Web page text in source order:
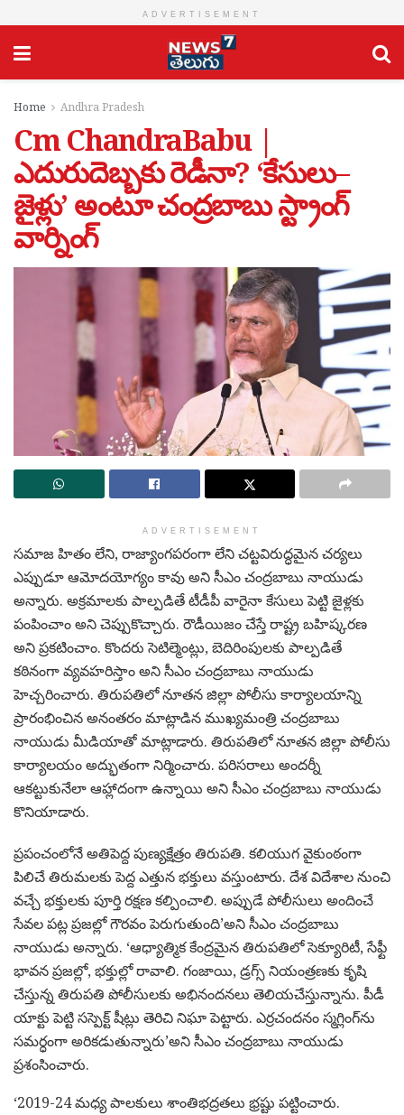
ADVERTISEMENT
Home Andhra Pradesh
Cm ChandraBabu |
ఎదురుదెబ్బకు రెడీనా? ‘కేసులు–
జైళ్లు’ అంటూ చంద్రబాబు స్ట్రాంగ్
వార్నింగ్
ADVERTISEMENT
సమాజ హితం లేని, రాజ్యాంగపరంగా లేని చట్టవిరుద్ధమైన చర్యలు
ఎప్పుడూ ఆమోదయోగ్యం కావు అని సీఎం చంద్రబాబు నాయుడు
అన్నారు. అక్రమాలకు పాల్పడితే టీడీపీ వారైనా కేసులు పెట్టి జైళ్లకు
పంపించాం అని చెప్పుకొచ్చారు. రౌడీయిజం చేస్తే రాష్ట్ర బహిష్కరణ
అని ప్రకటించాం. కొందరు సెటిల్మెంట్లు, బెదిరింపులకు పాల్పడితే
కఠినంగా వ్యవహరిస్తాం అని సీఎం చంద్రబాబు నాయుడు
హెచ్చరించారు. తిరుపతిలో నూతన జిల్లా పోలీసు కార్యాలయాన్ని
ప్రారంభించిన అనంతరం మాట్లాడిన ముఖ్యమంత్రి చంద్రబాబు
నాయుడు మీడియాతో మాట్లాడారు. తిరుపతిలో నూతన జిల్లా పోలీసు
కార్యాలయం అద్భుతంగా నిర్మించారు. పరిసరాలు అందర్నీ
ఆకట్టుకునేలా ఆహ్లాదంగా ఉన్నాయి అని సీఎం చంద్రబాబు నాయుడు
కొనియాడారు.
ప్రపంచంలోనే అతిపెద్ద పుణ్యక్షేత్రం తిరుపతి. కలియుగ వైకుంఠంగా
పిలిచే తిరుమలకు పెద్ద ఎత్తున భక్తులు వస్తుంటారు. దేశ విదేశాల నుంచి
వచ్చే భక్తులకు పూర్తి రక్షణ కల్పించాలి. అప్పుడే పోలీసులు అందించే
సేవల పట్ల ప్రజల్లో గౌరవం పెరుగుతుంది’అని సీఎం చంద్రబాబు
నాయుడు అన్నారు. ‘ఆధ్యాత్మిక కేంద్రమైన తిరుపతిలో సెక్యూరిటీ, సేఫ్టీ
భావన ప్రజల్లో, భక్తుల్లో రావాలి. గంజాయి, డ్రగ్స్ నియంత్రణకు కృషి
చేస్తున్న తిరుపతి పోలీసులకు అభినందనలు తెలియచేస్తున్నాను. పీడీ
యాక్టు పెట్టి సస్పెక్ట్ షీట్లు తెరిచి నిఘా పెట్టారు. ఎర్రచందనం స్మగ్లింగ్‌ను
సమర్ధంగా అరికడుతున్నారు’అని సీఎం చంద్రబాబు నాయుడు
ప్రశంసించారు.
‘2019-24 మధ్య పాలకులు శాంతిభద్రతలు భ్రష్టు పట్టించారు.